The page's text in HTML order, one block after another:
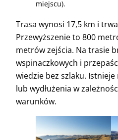
miejscu).
Trasa wynosi 17,5 km i
Przewyższenie to 800
metrów zejścia. Na trasie
wspinaczkowych i
wiedzie bez szlaku.
lub wydłużenia w
warunków.